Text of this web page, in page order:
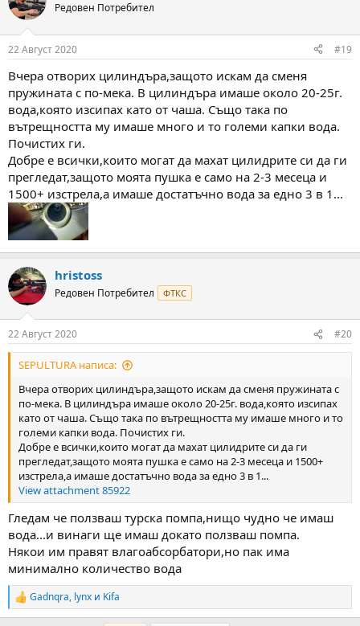
Редовен Потребител
22 Август 2020 #19
Вчера отворих цилиндъра,защото искам да сменя
пружината с по-мека. В цилиндъра имаше около 20-25г.
вода,която изсипах като от чаша. Също така по
вътрещността му имаше много и то големи капки вода.
Почистих ги.
Добре е всички,които могат да махат цилидрите си да ги
прегледат,защото моята пушка е само на 2-3 месеца и
1500+ изстрела,а имаше достатъчно вода за едно 3 в 1...
hristoss
Редовен Потребител ФТКС
22 Август 2020 #20
SEPULTURA написа:
Вчера отворих цилиндъра,защото искам да сменя пружината с
по-мека. В цилиндъра имаше около 20-25г. вода,която изсипах
като от чаша. Също така по вътрещността му имаше много и то
големи капки вода. Почистих ги.
Добре е всички,които могат да махат цилидрите си да ги
прегледат,защото моята пушка е само на 2-3 месеца и 1500+
изстрела,а имаше достатъчно вода за едно 3 в 1...
View attachment 85922
Гледам че ползваш турска помпа,нищо чудно че имаш
вода...и винаги ще имаш докато ползваш помпа.
Някои им правят влагоабсорбатори,но пак има
минимално количество вода
R
e
Gadnqra, lynx и Kifa